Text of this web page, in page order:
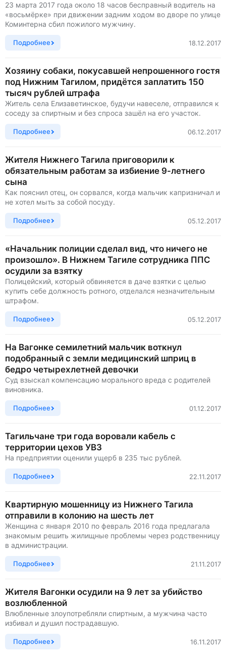
23 марта 2017 года около 18 часов бесправный водитель на
«восьмёрке» при движении задним ходом во дворе по улице
Коминтерна сбил пожилого мужчину.
Подробнее 18.12.2017
Хозяину собаки, покусавшей непрошенного гостя
под Нижним Тагилом, придётся заплатить 150
тысяч рублей штрафа
Житель села Елизаветинское, будучи навеселе, отправился к
соседу за спиртным и без спроса зашёл на его участок.
Подробнее 06.12.2017
Жителя Нижнего Тагила приговорили к
обязательным работам за избиение 9-летнего
сына
Как пояснил отец, он сорвался, когда мальчик капризничал и
не хотел мыть за собой посуду.
Подробнее 05.12.2017
«Начальник полиции сделал вид, что ничего не
произошло». В Нижнем Тагиле сотрудника ППС
осудили за взятку
Полицейский, который обвиняется в даче взятки с целью
купить себе должность ротного, отделался незначительным
штрафом.
Подробнее 05.12.2017
На Вагонке семилетний мальчик воткнул
подобранный с земли медицинский шприц в
бедро четырехлетней девочки
Суд взыскал компенсацию морального вреда с родителей
виновника.
Подробнее 01.12.2017
Тагильчане три года воровали кабель с
территории цехов УВЗ
На предприятии оценили ущерб в 235 тыс рублей.
Подробнее 22.11.2017
Квартирную мошенницу из Нижнего Тагила
отправили в колонию на шесть лет
Женщина с января 2010 по февраль 2016 года предлагала
знакомым решить жилищные проблемы через родственницу
в администрации.
Подробнее 21.11.2017
Жителя Вагонки осудили на 9 лет за убийство
возлюбленной
Влюбленные злоупотребляли спиртным, а мужчина часто
избивал и душил пострадавшую.
Подробнее 16.11.2017